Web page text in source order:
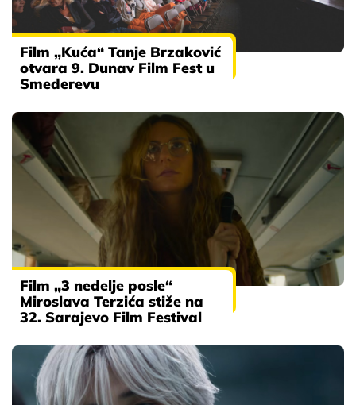
Film „Kuća“ Tanje Brzaković
otvara 9. Dunav Film Fest u
Smederevu
Film „3 nedelje posle“
Miroslava Terzića stiže na
32. Sarajevo Film Festival